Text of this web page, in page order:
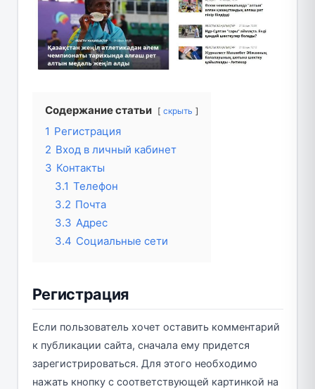
Содержание статьи скрыть
1 Регистрация
2 Вход в личный кабинет
3 Контакты
3.1 Телефон
3.2 Почта
3.3 Адрес
3.4 Социальные сети
Регистрация
Если пользователь хочет оставить комментарий
к публикации сайта, сначала ему придется
зарегистрироваться. Для этого необходимо
нажать кнопку с соответствующей картинкой на